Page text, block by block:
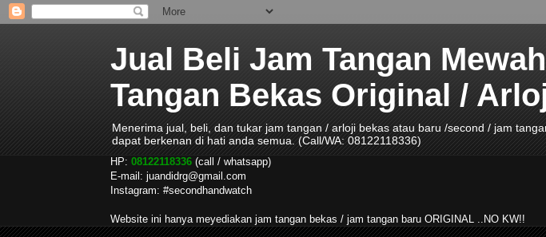
Jual Beli Jam Tangan
Tangan Bekas Original /
Menerima jual, beli, dan tukar jam tangan / arloji bekas atau baru /second / jam
dapat berkenan di hati anda semua. (Call/WA: 08122118336)
HP: 08122118336 (call / whatsapp)
E-mail: juandidrg@gmail.com
Instagram: #secondhandwatch
Website ini hanya meyediakan jam tangan bekas / jam tangan baru ORIGINAL ..NO KW!!